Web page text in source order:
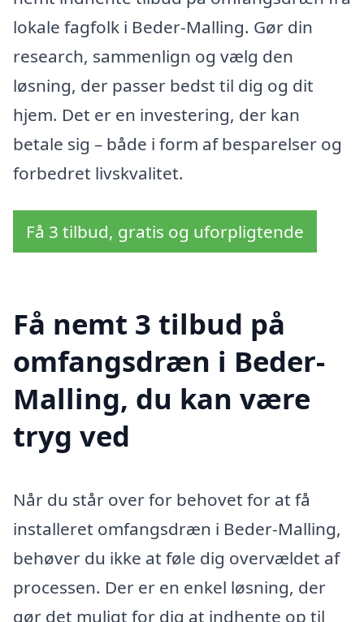
lokale fagfolk i Beder-Malling. Gør din
research, sammenlign og vælg den
løsning, der passer bedst til dig og dit
hjem. Det er en investering, der kan
betale sig – både i form af besparelser og
forbedret livskvalitet.
Få 3 tilbud, gratis og uforpligtende
Få nemt 3 tilbud på
omfangsdræn i Beder-
Malling, du kan være
tryg ved
Når du står over for behovet for at få
installeret omfangsdræn i Beder-Malling,
behøver du ikke at føle dig overvældet af
processen. Der er en enkel løsning, der
gør det muligt for dig at indhente op til